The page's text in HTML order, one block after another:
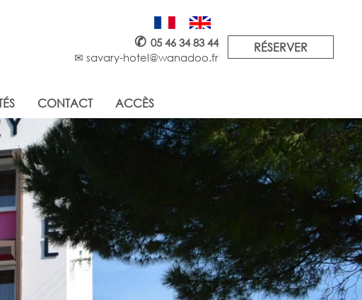
RÉSERVER
✆ 05 46 34 83 44
✉ savary-hotel@wanadoo.fr
CONTACT ACCÈS